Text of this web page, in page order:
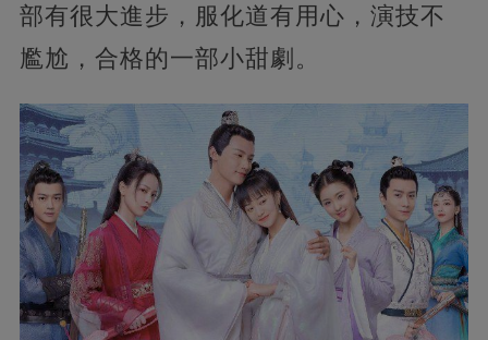
部有很大進步，服化道有用心，演技不
尷尬，合格的一部小甜劇。